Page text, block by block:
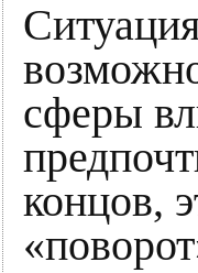
сферы
концов,